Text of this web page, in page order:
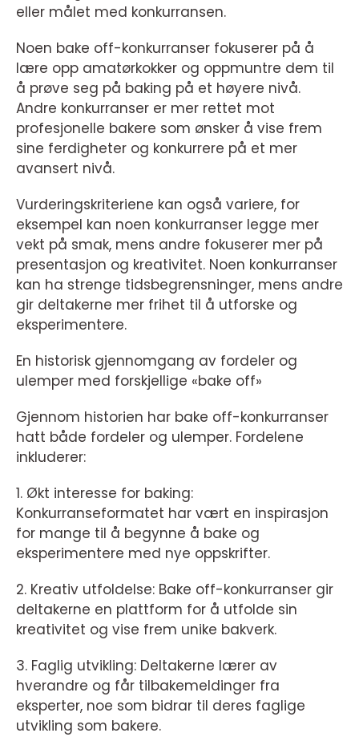
eller målet med konkurransen.
Noen bake off-konkurranser fokuserer på å
lære opp amatørkokker og oppmuntre dem til
å prøve seg på baking på et høyere nivå.
Andre konkurranser er mer rettet mot
profesjonelle bakere som ønsker å vise frem
sine ferdigheter og konkurrere på et mer
avansert nivå.
Vurderingskriteriene kan også variere, for
eksempel kan noen konkurranser legge mer
vekt på smak, mens andre fokuserer mer på
presentasjon og kreativitet. Noen konkurranser
kan ha strenge tidsbegrensninger, mens andre
gir deltakerne mer frihet til å utforske og
eksperimentere.
En historisk gjennomgang av fordeler og
ulemper med forskjellige «bake off»
Gjennom historien har bake off-konkurranser
hatt både fordeler og ulemper. Fordelene
inkluderer:
1. Økt interesse for baking:
Konkurranseformatet har vært en inspirasjon
for mange til å begynne å bake og
eksperimentere med nye oppskrifter.
2. Kreativ utfoldelse: Bake off-konkurranser gir
deltakerne en plattform for å utfolde sin
kreativitet og vise frem unike bakverk.
3. Faglig utvikling: Deltakerne lærer av
hverandre og får tilbakemeldinger fra
eksperter, noe som bidrar til deres faglige
utvikling som bakere.